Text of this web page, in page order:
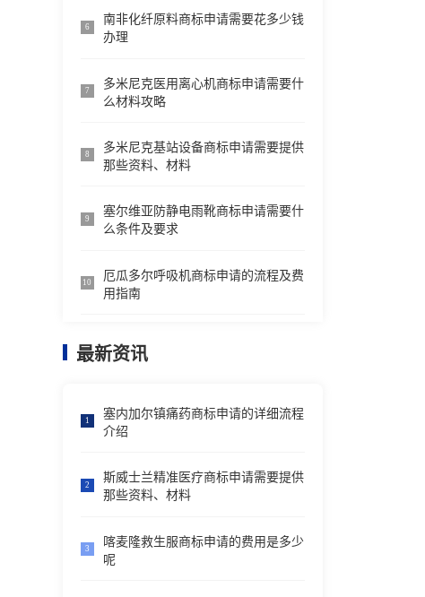
6
南非化纤原料商标申请需要花多少钱
办理
7
多米尼克医用离心机商标申请需要什
么材料攻略
8
多米尼克基站设备商标申请需要提供
那些资料、材料
9
塞尔维亚防静电雨靴商标申请需要什
么条件及要求
10
厄瓜多尔呼吸机商标申请的流程及费
用指南
最新资讯
1
塞内加尔镇痛药商标申请的详细流程
介绍
2
斯威士兰精准医疗商标申请需要提供
那些资料、材料
3
喀麦隆救生服商标申请的费用是多少
呢